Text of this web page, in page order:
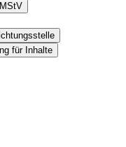
für Inhalte